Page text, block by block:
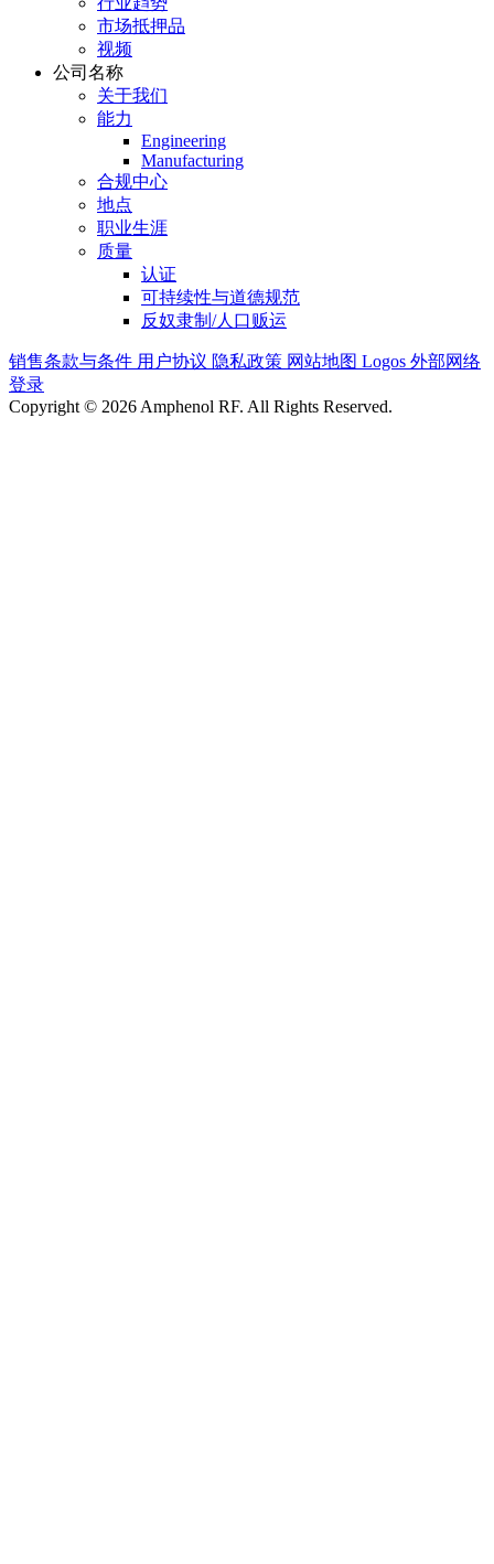
市场抵押品
视频
公司名称
关于我们
能力
Engineering
Manufacturing
合规中心
地点
职业生涯
质量
认证
可持续性与道德规范
反奴隶制/人口贩运
销售条款与条件 用户协议 隐私政策 网站地图 Logos 外部网络
登录
Copyright © 2026 Amphenol RF. All Rights Reserved.